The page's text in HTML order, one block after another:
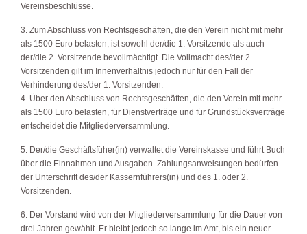
Vereinsbeschlüsse.
3. Zum Abschluss von Rechtsgeschäften, die den Verein nicht mit mehr
als 1500 Euro belasten, ist sowohl der/die 1. Vorsitzende als auch
der/die 2. Vorsitzende bevollmächtigt. Die Vollmacht des/der 2.
Vorsitzenden gilt im Innenverhältnis jedoch nur für den Fall der
Verhinderung des/der 1. Vorsitzenden.
4. Über den Abschluss von Rechtsgeschäften, die den Verein mit mehr
als 1500 Euro belasten, für Dienstverträge und für Grundstücksverträge
entscheidet die Mitgliederversammlung.
5. Der/die Geschäftsfüher(in) verwaltet die Vereinskasse und führt Buch
über die Einnahmen und Ausgaben. Zahlungsanweisungen bedürfen
der Unterschrift des/der Kassernführers(in) und des 1. oder 2.
Vorsitzenden.
6. Der Vorstand wird von der Mitgliederversammlung für die Dauer von
drei Jahren gewählt. Er bleibt jedoch so lange im Amt, bis ein neuer